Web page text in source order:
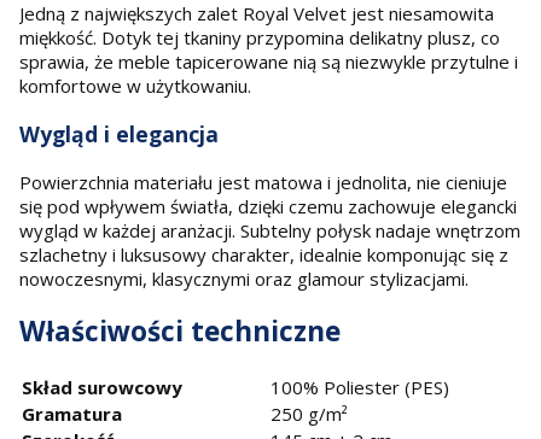
Jedną z największych zalet Royal Velvet jest niesamowita
miękkość. Dotyk tej tkaniny przypomina delikatny plusz, co
sprawia, że meble tapicerowane nią są niezwykle przytulne i
komfortowe w użytkowaniu.
Wygląd i elegancja
Powierzchnia materiału jest matowa i jednolita, nie cieniuje
się pod wpływem światła, dzięki czemu zachowuje elegancki
wygląd w każdej aranżacji. Subtelny połysk nadaje wnętrzom
szlachetny i luksusowy charakter, idealnie komponując się z
nowoczesnymi, klasycznymi oraz glamour stylizacjami.
Właściwości techniczne
Skład surowcowy
100% Poliester (PES)
Gramatura
250 g/m²